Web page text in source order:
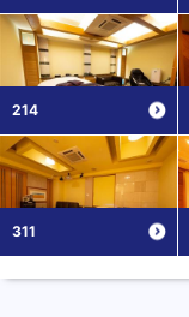
214
311